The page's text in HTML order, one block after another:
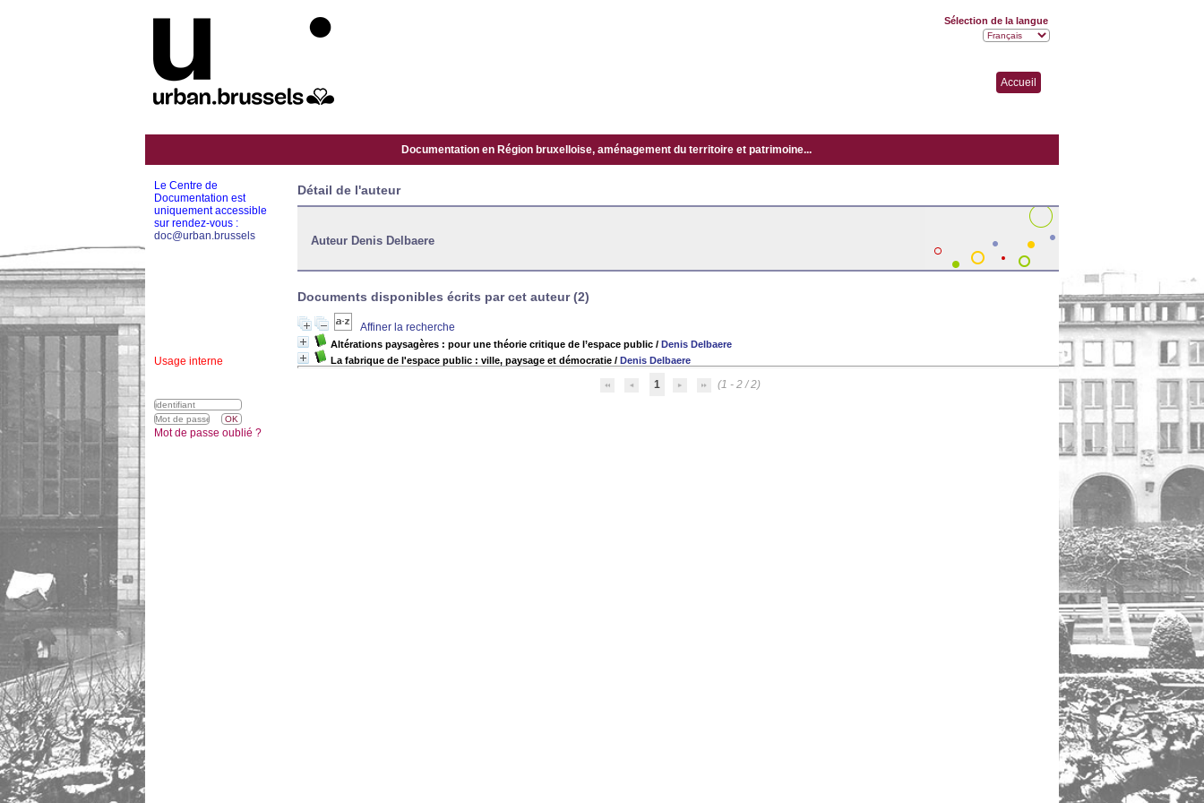
Accueil
Documentation en Région bruxelloise, aménagement du territoire et patrimoine...
Détail de l'auteur
Auteur Denis Delbaere
Documents disponibles écrits par cet auteur (2)
Affiner la recherche
Altérations paysagères : pour une théorie critique de l’espace public / Denis Delbaere
La fabrique de l'espace public : ville, paysage et démocratie / Denis Delbaere
1 (1 - 2 / 2)
Le Centre de
Documentation est
uniquement accessible
sur rendez-vous :
doc@urban.brussels
Usage interne
Sélection de la langue
Mot de passe oublié ?